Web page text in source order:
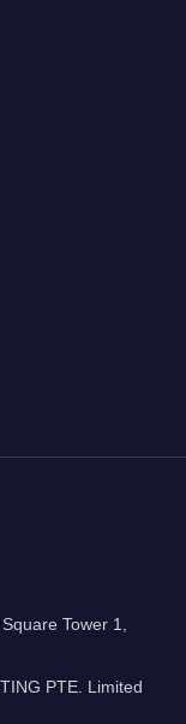
Tower 1,
PTE. Limited